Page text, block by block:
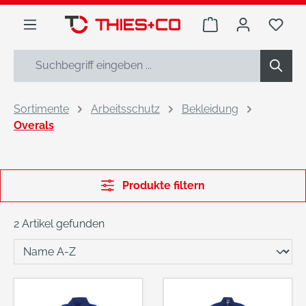
springen
Warenkorb Du
Sortimente Arbeitsschutz
Bekleidung
Overals
Produkte filtern
2 Artikel gefunden